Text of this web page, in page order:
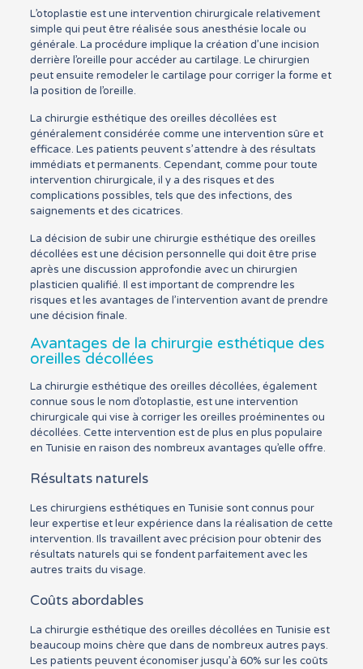
L’otoplastie est une intervention chirurgicale relativement
simple qui peut être réalisée sous anesthésie locale ou
générale. La procédure implique la création d’une incision
derrière l’oreille pour accéder au cartilage. Le chirurgien
peut ensuite remodeler le cartilage pour corriger la forme et
la position de l’oreille.
La chirurgie esthétique des oreilles décollées est
généralement considérée comme une intervention sûre et
efficace. Les patients peuvent s’attendre à des résultats
immédiats et permanents. Cependant, comme pour toute
intervention chirurgicale, il y a des risques et des
complications possibles, tels que des infections, des
saignements et des cicatrices.
La décision de subir une chirurgie esthétique des oreilles
décollées est une décision personnelle qui doit être prise
après une discussion approfondie avec un chirurgien
plasticien qualifié. Il est important de comprendre les
risques et les avantages de l’intervention avant de prendre
une décision finale.
Avantages de la chirurgie esthétique des
oreilles décollées
La chirurgie esthétique des oreilles décollées, également
connue sous le nom d’otoplastie, est une intervention
chirurgicale qui vise à corriger les oreilles proéminentes ou
décollées. Cette intervention est de plus en plus populaire
en Tunisie en raison des nombreux avantages qu’elle offre.
Résultats naturels
Les chirurgiens esthétiques en Tunisie sont connus pour
leur expertise et leur expérience dans la réalisation de cette
intervention. Ils travaillent avec précision pour obtenir des
résultats naturels qui se fondent parfaitement avec les
autres traits du visage.
Coûts abordables
La chirurgie esthétique des oreilles décollées en Tunisie est
beaucoup moins chère que dans de nombreux autres pays.
Les patients peuvent économiser jusqu’à 60% sur les coûts